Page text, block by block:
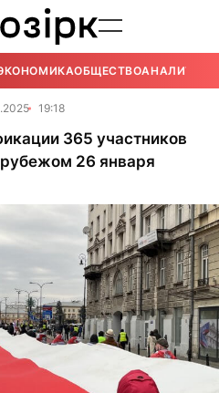
ОБЩЕСТВОАНАЛИТИКА
19:18
365 участников
26 января